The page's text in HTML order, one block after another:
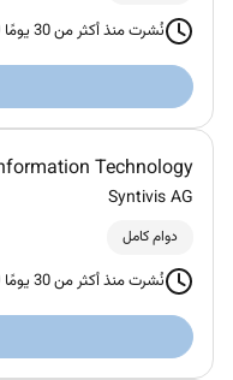
نُشرت منذ أكثر من 30 يومًا
Technology
Syntivis AG
دوام كامل
نُشرت منذ أكثر من 30 يومًا